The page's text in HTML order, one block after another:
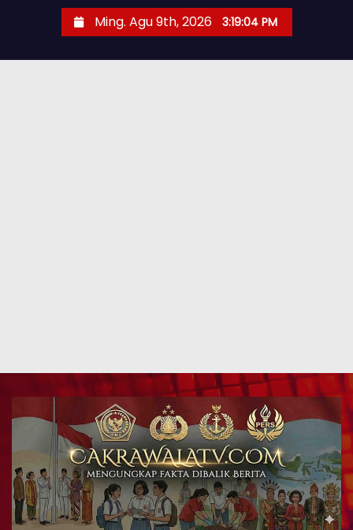
Ming. Agu 9th, 2026 3:19:05 PM